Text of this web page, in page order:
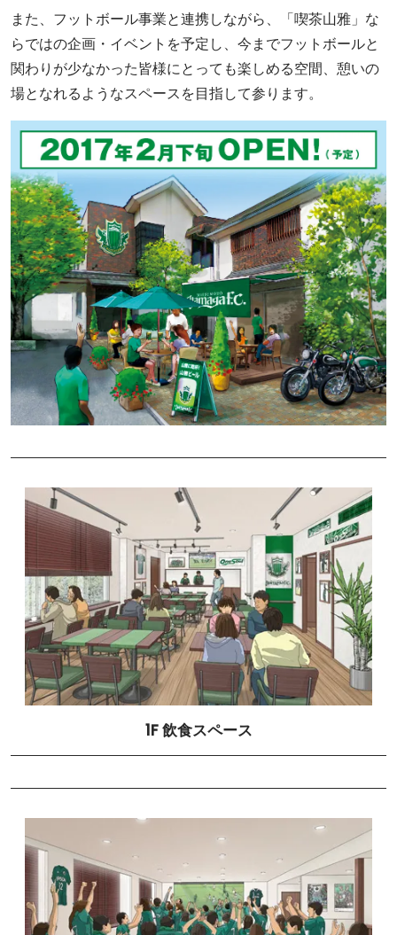
また、フットボール事業と連携しながら、「喫茶山雅」な
らではの企画・イベントを予定し、今までフットボールと
関わりが少なかった皆様にとっても楽しめる空間、憩いの
場となれるようなスペースを目指して参ります。
1F 飲食スペース